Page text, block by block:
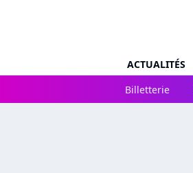
ACTUALITÉS
Billetterie